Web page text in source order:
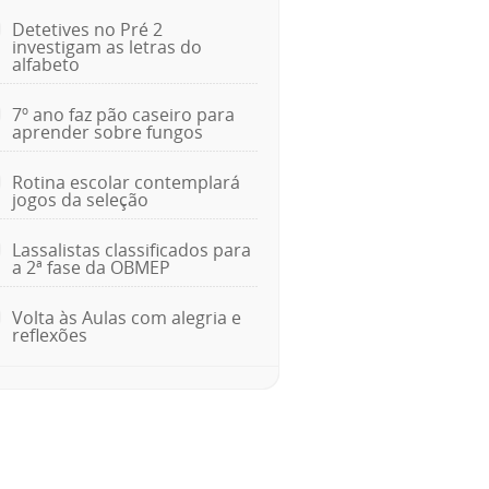
Detetives no Pré 2
investigam as letras do
alfabeto
7º ano faz pão caseiro para
aprender sobre fungos
Rotina escolar contemplará
jogos da seleção
Lassalistas classificados para
a 2ª fase da OBMEP
Volta às Aulas com alegria e
reflexões